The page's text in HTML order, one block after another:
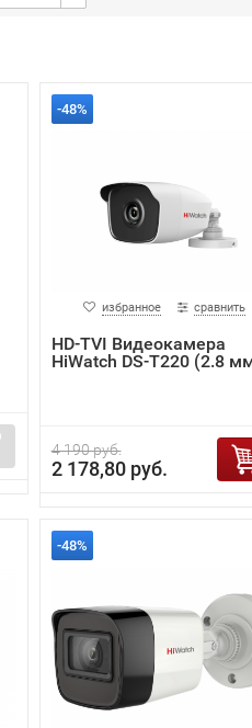
-48%
избранное сравнить
HD-TVI Видеокамера
HiWatch DS-T220 (2.8
4 190 руб.
2 178,80 руб.
-48%